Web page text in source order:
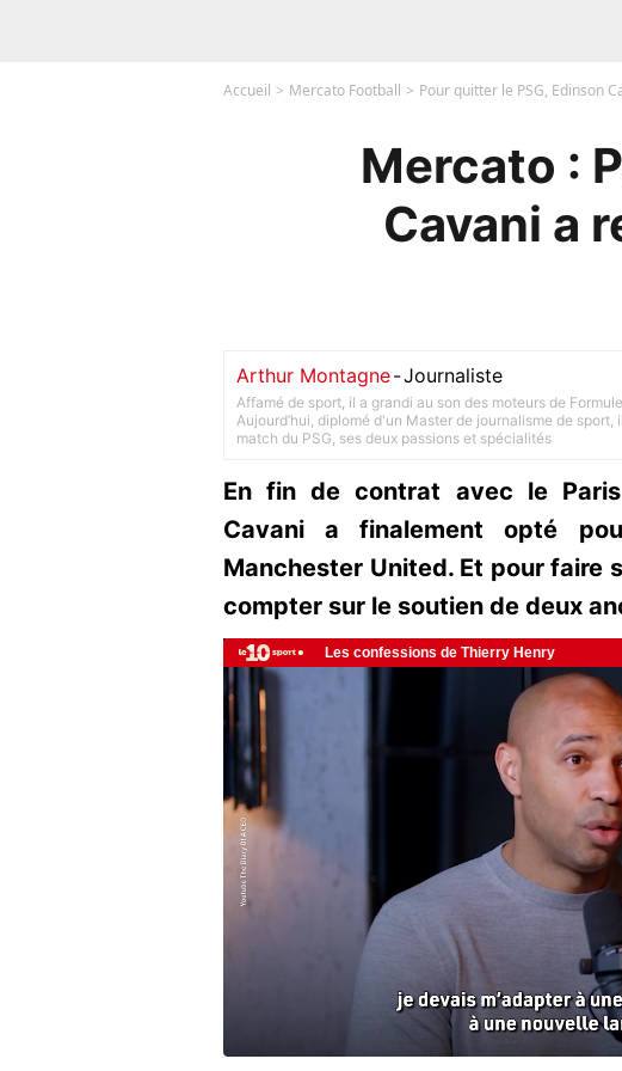
Accueil Mercato Football Pour quitter le PSG, Edinson
Mercato :
Cavani a
Arthur Montagne-Journaliste
Affamé de sport, il a grandi au son des moteurs de
Aujourd’hui, diplomé d'un Master de journalisme de sport,
match du PSG, ses deux passions et spécialités
En fin de contrat avec le Paris
Cavani a finalement opté
Manchester United. Et pour faire
compter sur le soutien de deux